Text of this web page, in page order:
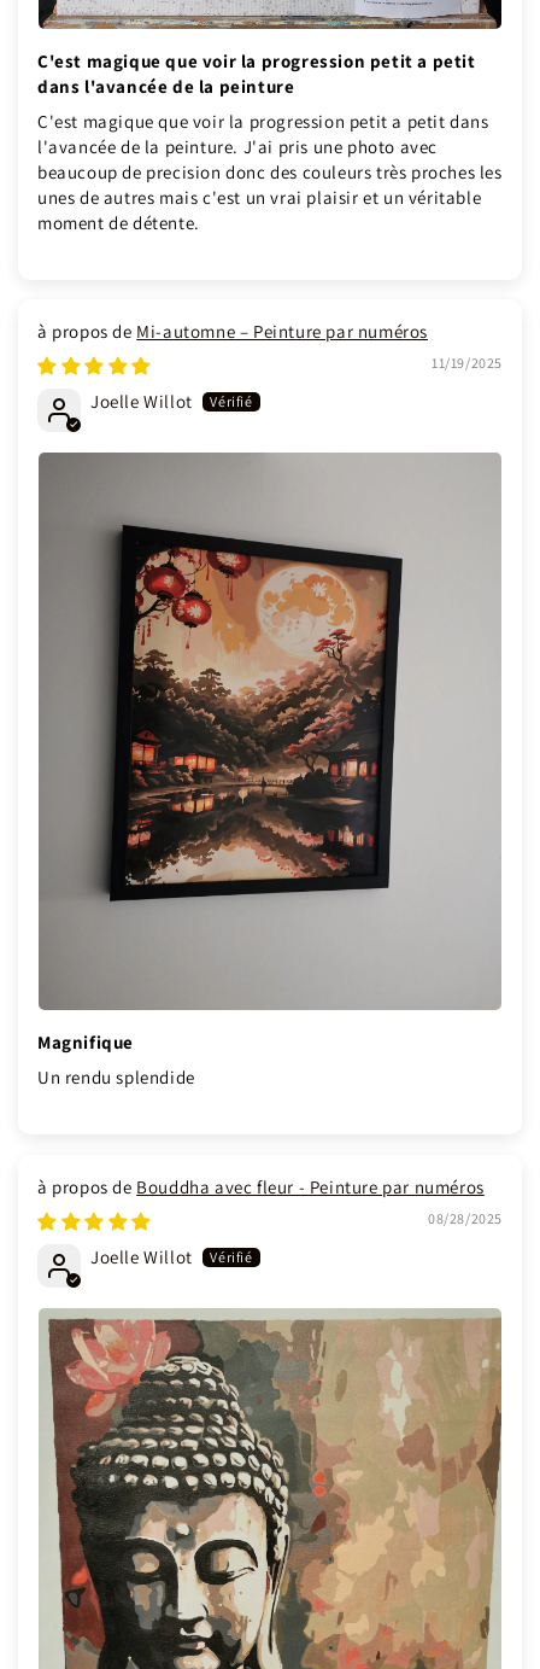
C'est magique que voir la progression petit a petit
dans l'avancée de la peinture
C'est magique que voir la progression petit a petit dans
l'avancée de la peinture. J'ai pris une photo avec
beaucoup de precision donc des couleurs très proches les
unes de autres mais c'est un vrai plaisir et un véritable
moment de détente.
Mi-automne – Peinture par numéros
11/19/2025
Joelle Willot
Magnifique
Un rendu splendide
Bouddha avec fleur - Peinture par numéros
08/28/2025
Joelle Willot